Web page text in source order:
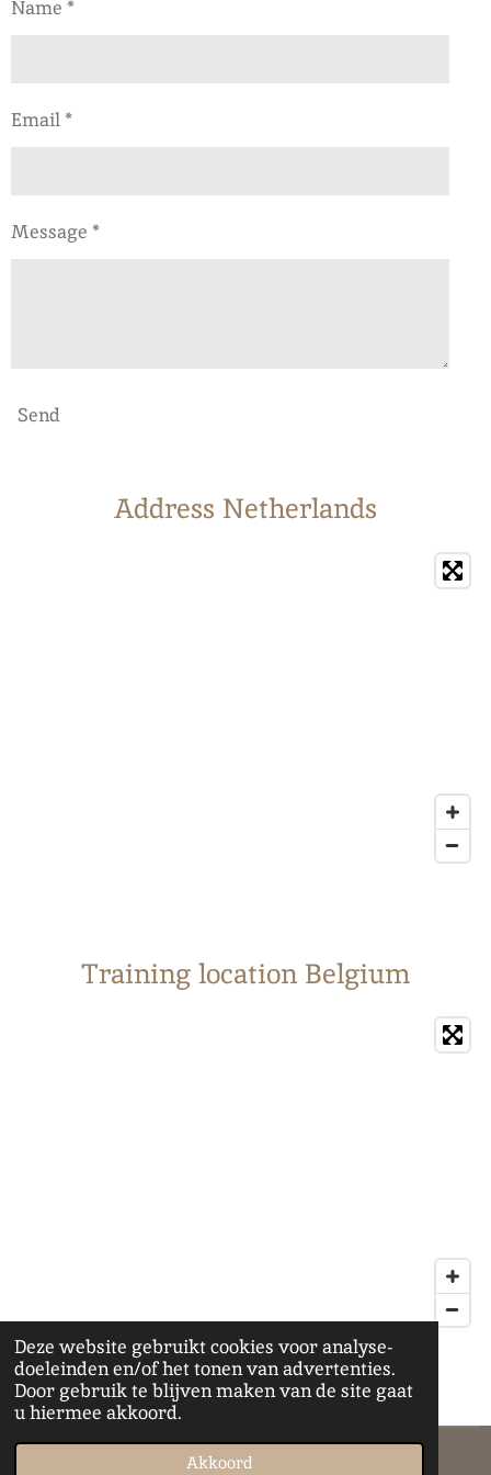
Deze website gebruikt cookies voor analyse-
doeleinden en/of het tonen van advertenties.
Door gebruik te blijven maken van de site gaat
u hiermee akkoord.
Akkoord
Name *
Email *
Message *
Send
Address Netherlands
Training location Belgium
F
e
I
t
T
© 2022 - 2026 Jules' Lifestyle Passions